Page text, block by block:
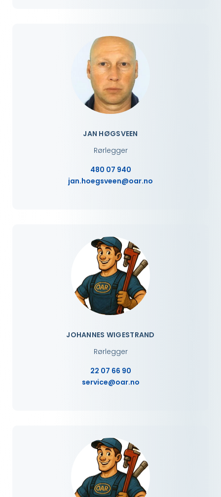
JAN HØGSVEEN
Rørlegger
480 07 940
jan.hoegsveen@oar.no
JOHANNES WIGESTRAND
Rørlegger
22 07 66 90
service@oar.no